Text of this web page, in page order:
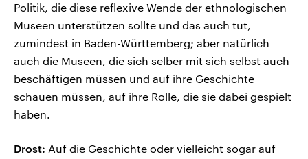
Politik, die diese reflexive Wende der ethnologischen
Museen unterstützen sollte und das auch tut,
zumindest in Baden-Württemberg; aber natürlich
auch die Museen, die sich selber mit sich selbst auch
beschäftigen müssen und auf ihre Geschichte
schauen müssen, auf ihre Rolle, die sie dabei gespielt
haben.
Drost: Auf die Geschichte oder vielleicht sogar auf